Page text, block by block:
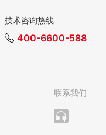
技术咨询热线
400-6600-588
联系我们